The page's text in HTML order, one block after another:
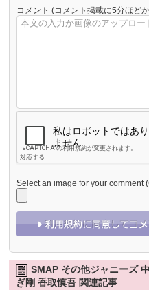
コメント (コメント掲載に5分ほど
Select an image for your comment
SMAP その他ジャニーズ
ぎ剛 香取慎吾 関連記事